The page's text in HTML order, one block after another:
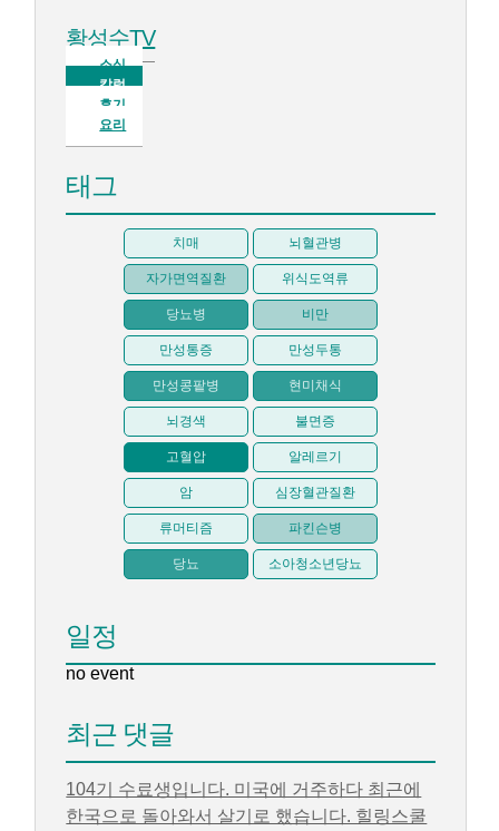
황성수TV
소식
칼럼
후기
요리
태그
치매 뇌혈관병
자가면역질환 위식도역류
당뇨병 비만
만성통증 만성두통
만성콩팥병 현미채식
뇌경색 불면증
고혈압 알레르기
암 심장혈관질환
류머티즘 파킨슨병
당뇨 소아청소년당뇨
일정
no event
최근 댓글
104기 수료생입니다. 미국에 거주하다 최근에
한국으로 돌아와서 살기로 했습니다. 힐링스쿨